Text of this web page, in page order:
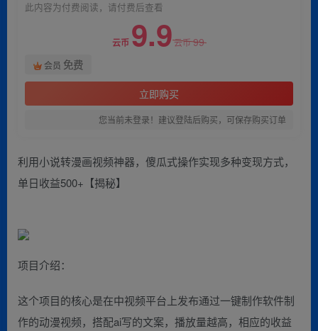
此内容为付费阅读，请付费后查看
云币 9.9云币99
会员 免费
立即购买
您当前未登录！建议登陆后购买，可保存购买订单
利用小说转漫画视频神器，傻瓜式操作实现多种变现方式，
单日收益500+【揭秘】
项目介绍：
这个项目的核心是在中视频平台上发布通过一键制作软件制
作的动漫视频，搭配ai写的文案，播放量越高，相应的收益